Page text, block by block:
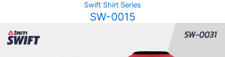
Swift Shirt Series
SW-0015